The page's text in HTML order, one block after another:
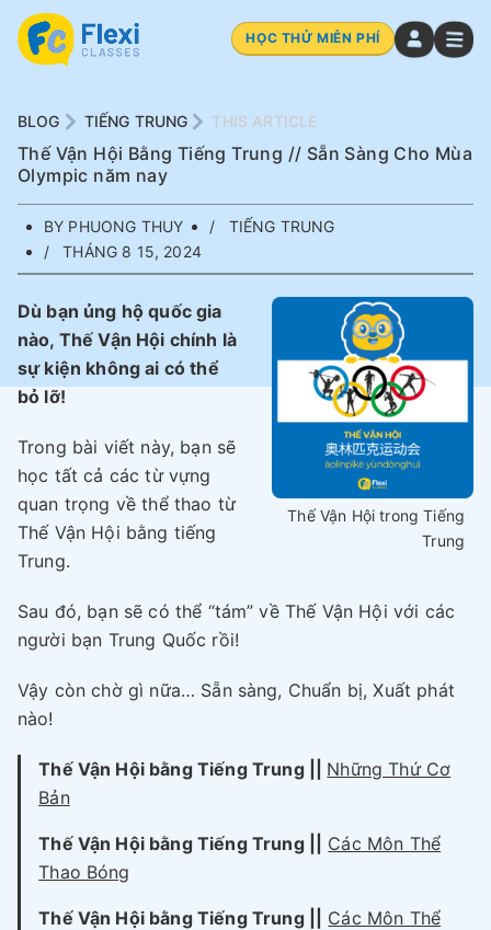
HỌC THỬ MIỄN PHÍ
BLOG TIẾNG TRUNG THIS ARTICLE
Thế Vận Hội Bằng Tiếng Trung // Sẵn Sàng Cho Mùa
Olympic năm nay
BY PHUONG THUY
TIẾNG TRUNG
THÁNG 8 15, 2024
Thế Vận Hội trong Tiếng
Trung
Dù bạn ủng hộ quốc gia
nào, Thế Vận Hội chính là
sự kiện không ai có thể
bỏ lỡ!
Trong bài viết này, bạn sẽ
học tất cả các từ vựng
quan trọng về thể thao từ
Thế Vận Hội bằng tiếng
Trung.
Sau đó, bạn sẽ có thể “tám” về Thế Vận Hội với các
người bạn Trung Quốc rồi!
Vậy còn chờ gì nữa… Sẵn sàng, Chuẩn bị, Xuất phát
nào!
Thế Vận Hội bằng Tiếng Trung || Những Thứ Cơ
Bản
Thế Vận Hội bằng Tiếng Trung ||
Các Môn Thể
Thao Bóng
Thế Vận Hội bằng Tiếng Trung ||
Các Môn Thể